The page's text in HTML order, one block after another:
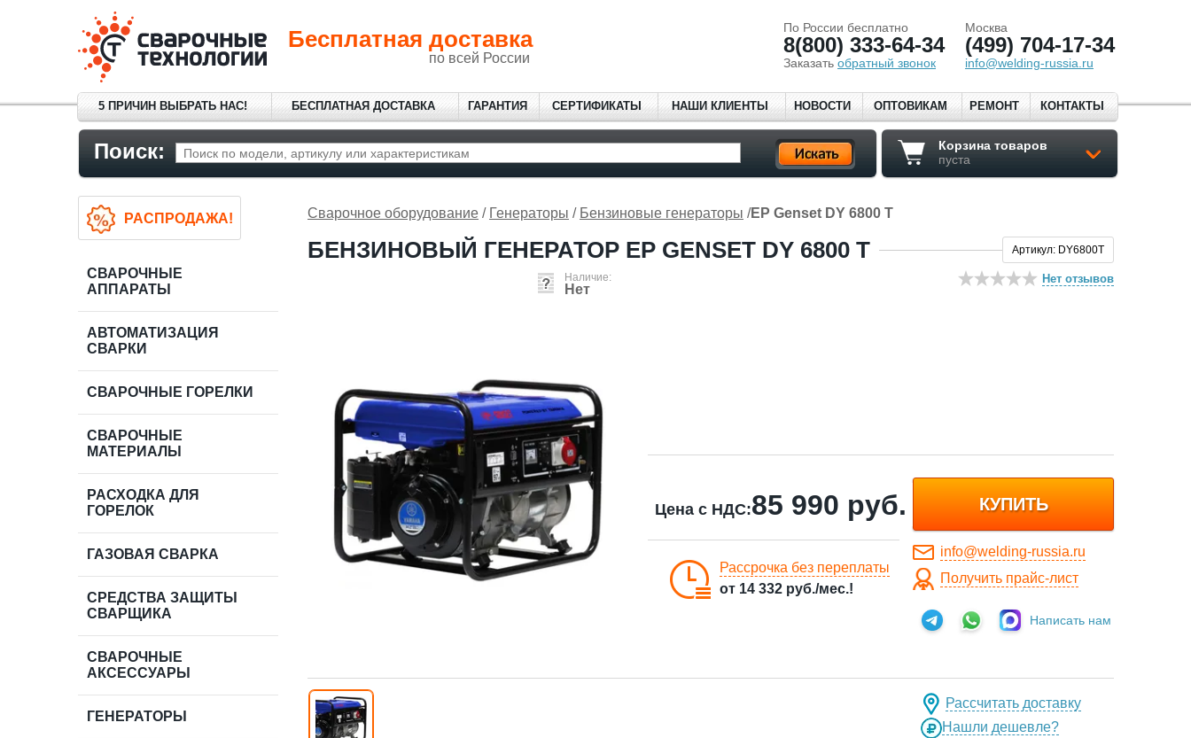
Бесплатная доставка
по всей России
По России бесплатно
8(800) 333-64-34
Заказать обратный звонок
Москва
(499) 704-17-34
info@welding-russia.ru
5 ПРИЧИН ВЫБРАТЬ НАС! БЕСПЛАТНАЯ ДОСТАВКА ГАРАНТИЯ СЕРТИФИКАТЫ НАШИ КЛИЕНТЫ НОВОСТИ ОПТОВИКАМ РЕМОНТ КОНТАКТЫ
Поиск:
Корзина товаров
пуста
Сварочное оборудование / Генераторы / Бензиновые генераторы /EP Genset DY 6800 Т
БЕНЗИНОВЫЙ ГЕНЕРАТОР EP GENSET DY 6800 Т
Нет отзывов
Артикул: DY6800T
Наличие:
Нет
Цена с НДС:85 990 руб.
Рассрочка без переплаты
от 14 332руб./мес.!
КУПИТЬ
info@welding-russia.ru
Получить прайс-лист
Написать нам
Рассчитать доставку
Нашли дешевле?
РАСПРОДАЖА!
СВАРОЧНЫЕ
АППАРАТЫ
АВТОМАТИЗАЦИЯ
СВАРКИ
СВАРОЧНЫЕ ГОРЕЛКИ
СВАРОЧНЫЕ
МАТЕРИАЛЫ
РАСХОДКА ДЛЯ
ГОРЕЛОК
ГАЗОВАЯ СВАРКА
СРЕДСТВА ЗАЩИТЫ
СВАРЩИКА
СВАРОЧНЫЕ
АКСЕССУАРЫ
ГЕНЕРАТОРЫ